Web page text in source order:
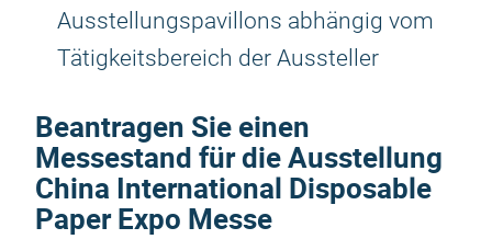
Ausstellungspavillons abhängig vom
Tätigkeitsbereich der Aussteller
Beantragen Sie einen
Messestand für die Ausstellung
China International Disposable
Paper Expo Messe